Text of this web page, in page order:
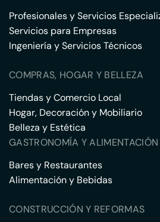
Profesionales y Servicios
Servicios para Empresas
Ingeniería y Servicios Técnicos
COMPRAS, HOGAR Y BELLEZA
Tiendas y Comercio Local
Hogar, Decoración y Mobiliario
Belleza y Estética
GASTRONOMÍA Y ALIMENTACIÓN
Bares y Restaurantes
Alimentación y Bebidas
CONSTRUCCIÓN Y REFORMAS